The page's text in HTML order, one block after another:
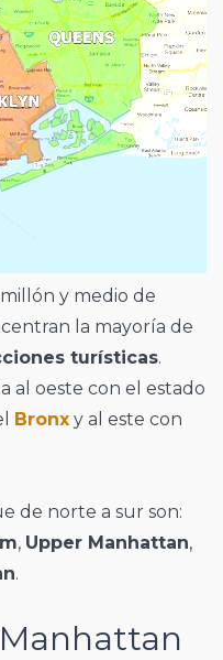
y medio de
la mayoría de
turísticas.
al oeste con el estado
Bronx y al este con
de norte a sur son:
, Upper Manhattan,
.